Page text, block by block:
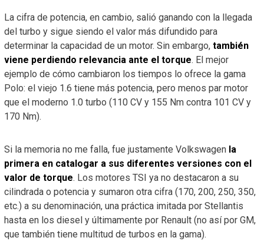
La cifra de potencia, en cambio, salió ganando con la llegada
del turbo y sigue siendo el valor más difundido para
determinar la capacidad de un motor. Sin embargo, también
viene perdiendo relevancia ante el torque. El mejor
ejemplo de cómo cambiaron los tiempos lo ofrece la gama
Polo: el viejo 1.6 tiene más potencia, pero menos par motor
que el moderno 1.0 turbo (110 CV y 155 Nm contra 101 CV y
170 Nm).
Si la memoria no me falla, fue justamente Volkswagen la
primera en catalogar a sus diferentes versiones con el
valor de torque. Los motores TSI ya no destacaron a su
cilindrada o potencia y sumaron otra cifra (170, 200, 250, 350,
etc.) a su denominación, una práctica imitada por Stellantis
hasta en los diesel y últimamente por Renault (no así por GM,
que también tiene multitud de turbos en la gama).